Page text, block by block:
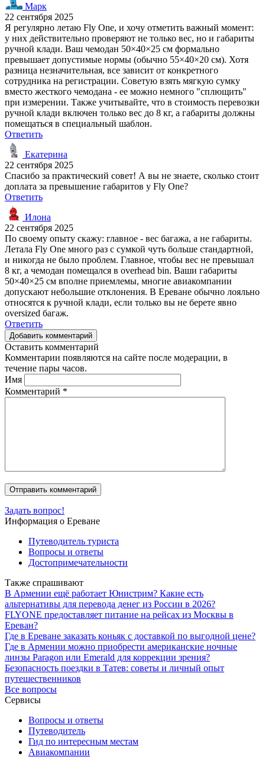
Марк
22 сентября 2025
Я регулярно летаю Fly One, и хочу отметить важный момент:
у них действительно проверяют не только вес, но и габариты
ручной клади. Ваш чемодан 50×40×25 см формально
превышает допустимые нормы (обычно 55×40×20 см). Хотя
разница незначительная, все зависит от конкретного
сотрудника на регистрации. Советую взять мягкую сумку
вместо жесткого чемодана - ее можно немного "сплющить"
при измерении. Также учитывайте, что в стоимость перевозки
ручной клади включен только вес до 8 кг, а габариты должны
помещаться в специальный шаблон.
Ответить
Екатерина
22 сентября 2025
Спасибо за практический совет! А вы не знаете, сколько стоит
доплата за превышение габаритов у Fly One?
Ответить
Илона
22 сентября 2025
По своему опыту скажу: главное - вес багажа, а не габариты.
Летала Fly One много раз с сумкой чуть больше стандартной,
и никогда не было проблем. Главное, чтобы вес не превышал
8 кг, а чемодан помещался в overhead bin. Ваши габариты
50×40×25 см вполне приемлемы, многие авиакомпании
допускают небольшие отклонения. В Ереване обычно лояльно
относятся к ручной клади, если только вы не берете явно
oversized багаж.
Ответить
Добавить комментарий
Оставить комментарий
Комментарии появляются на сайте после модерации, в
течение пары часов.
Имя
Комментарий *
Задать вопрос!
Информация о Ереване
Путеводитель туриста
Вопросы и ответы
Достопримечательности
Также спрашивают
В Армении ещё работает Юнистрим? Какие есть
альтернативы для перевода денег из России в 2026?
FLYONE предоставляет питание на рейсах из Москвы в
Ереван?
Где в Ереване заказать коньяк с доставкой по выгодной цене?
Где в Армении можно приобрести американские ночные
линзы Paragon или Emerald для коррекции зрения?
Безопасность поездки в Татев: советы и личный опыт
путешественников
Все вопросы
Сервисы
Вопросы и ответы
Путеводитель
Гид по интересным местам
Авиакомпании